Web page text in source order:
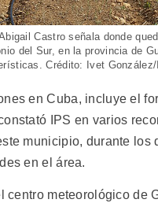
Castro señala donde
del Sur, en la provincia de
Crédito: Ivet
en Cuba, incluye el
IPS en varios
municipio, durante
en el área.
centro meteorológico de